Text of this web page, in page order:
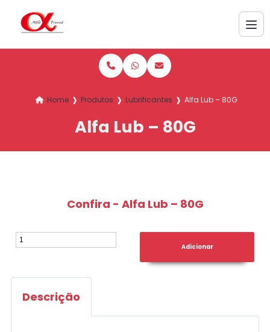
Home ❱ Produtos ❱ Lubrificantes ❱ Alfa Lub – 80G
Alfa Lub – 80G
Confira - Alfa Lub – 80G
Descrição